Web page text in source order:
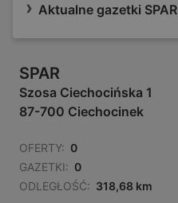
Aktualne gazetki SPAR
SPAR
Szosa Ciechocińska 1
87-700 Ciechocinek
OFERTY: 0
GAZETKI: 0
ODLEGŁOŚĆ: 318,68 km